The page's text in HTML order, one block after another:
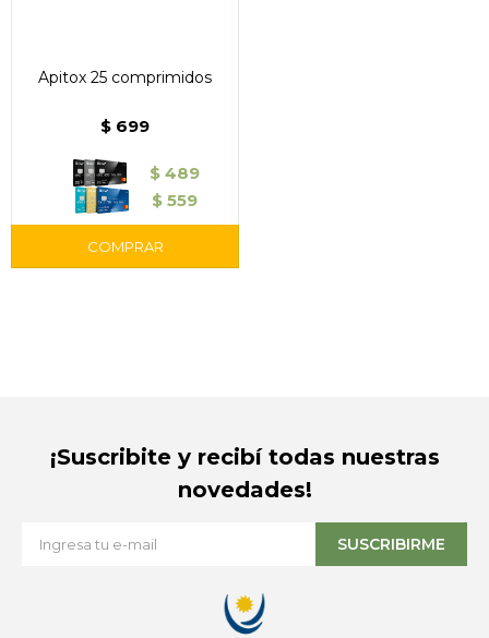
Apitox 25 comprimidos
$ 699
$ 489
$ 559
¡Suscribite y recibí todas nuestras
novedades!
SUSCRIBIRME